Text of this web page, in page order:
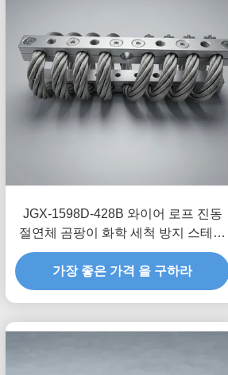
JGX-1598D-428B 와이어 로프 진동
절연체 곰팡이 화학 세척 방지 스테인
리스 스틸 절연 마운트
가장 좋은 가격 을 구하라